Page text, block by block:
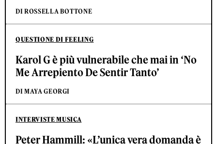
DI ROSSELLA BOTTONE
QUESTIONE DI FEELING
Karol G è più vulnerabile che mai in ‘No
Me Arrepiento De Sentir Tanto’
DI MAYA GEORGI
INTERVISTE MUSICA
Peter Hammill: «L’unica vera domanda è